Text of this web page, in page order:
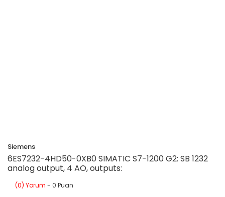
Siemens
6ES7232-4HD50-0XB0 SIMATIC S7-1200 G2: SB 1232
analog output, 4 AO, outputs:
(0) Yorum - 0 Puan